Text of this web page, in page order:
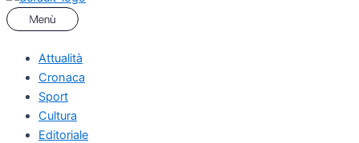
Attualità
Cronaca
Sport
Cultura
Editoriale